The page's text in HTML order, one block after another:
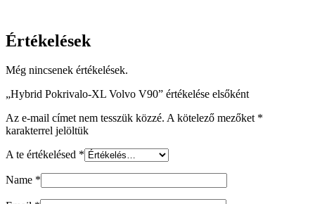
Értékelések
Még nincsenek értékelések.
„Hybrid Pokrivalo-XL Volvo V90” értékelése elsőként
Az e-mail címet nem tesszük közzé. A kötelező mezőket *
karakterrel jelöltük
A te értékelésed *
Name *